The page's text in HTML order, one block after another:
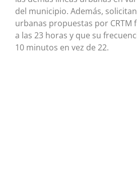
del municipio. Además,
urbanas propuestas por CRTM
a las 23 horas y que su
10 minutos en vez de 22.